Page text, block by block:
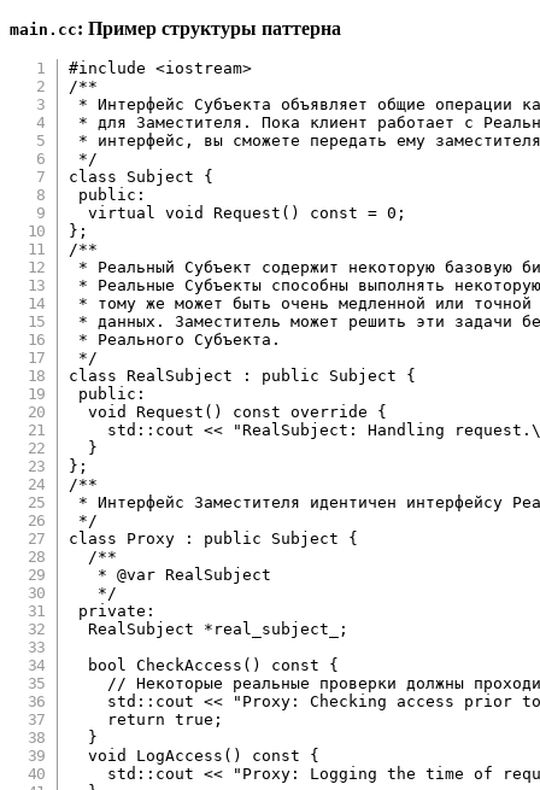
main.cc: Пример структуры паттерна
#include
<iostream>
/**
* Интерфейс Субъекта объявляет общие операции
* для Заместителя. Пока клиент работает с
* интерфейс, вы сможете передать ему
*/
class
Subject
{
public :
virtual
void Request ( ) const = 0 ;
} ;
/**
* Реальный Субъект содержит некоторую базовую
* Реальные Субъекты способны выполнять
* тому же может быть очень медленной или точной
* данных. Заместитель может решить эти задачи
* Реального Субъекта.
*/
class
RealSubject : public Subject
{
public :
void
Request ( ) const override
{
    std
:: cout <<
"RealSubject: Handling
}
} ;
/**
* Интерфейс Заместителя идентичен интерфейсу
*/
class
Proxy : public Subject
{
/**
   * @var RealSubject
   */
private :
  RealSubject
* real_subject_
;
bool
CheckAccess ( ) const
{
// Некоторые реальные проверки должны
    std
:: cout <<
"Proxy: Checking access
return
true ;
}
void
LogAccess ( ) const
{
    std
:: cout <<
"Proxy: Logging the time of